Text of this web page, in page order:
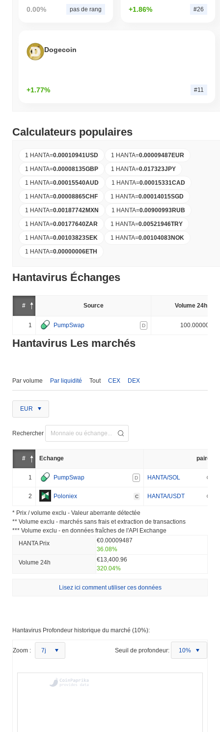
0.00% pas de rang +1.86% #26
Dogecoin
+1.77% #11
Calculateurs populaires
1 HANTA=0.00010941USD 1 HANTA=0.00009487EUR
1 HANTA=0.00008135GBP 1 HANTA=0.017323JPY
1 HANTA=0.00015540AUD 1 HANTA=0.00015331CAD
1 HANTA=0.00008865CHF 1 HANTA=0.00014015SGD
1 HANTA=0.00187742MXN 1 HANTA=0.00900993RUB
1 HANTA=0.00177640ZAR 1 HANTA=0.00521946TRY
1 HANTA=0.00103823SEK 1 HANTA=0.00104083NOK
1 HANTA=0.00000006ETH
Hantavirus Échanges
# Source Volume 24h (%)
1 PumpSwap D 100.000000%
Hantavirus Les marchés
Par volume Par liquidité Tout CEX DEX
EUR
Rechercher
# Échange paire
1 PumpSwap D HANTA/SOL
2 Poloniex C HANTA/USDT
* Prix ​​/ volume exclu - Valeur aberrante détectée
** Volume exclu - marchés sans frais et extraction de transactions
*** Volume exclu - en données fraîches de l'API Exchange
HANTA Prix ​​
€0.00009487
36.08%
Volume 24h
€13,400.96
320.04%
Lisez ici comment utiliser ces données
Hantavirus Profondeur historique du marché (10%):
Zoom : 7j Seuil de profondeur: 10%